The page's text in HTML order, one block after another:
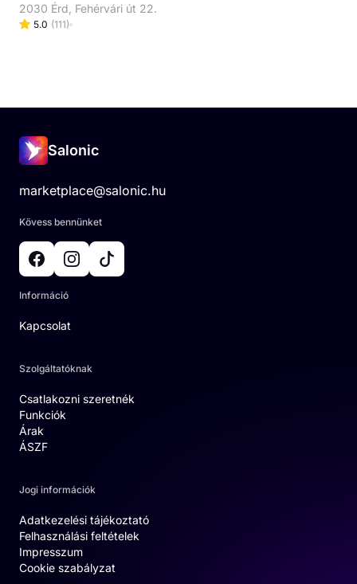
2030 Érd, Fehérvári út 22.
5.0 (111)
Salonic
marketplace@salonic.hu
Kövess bennünket
Információ
Kapcsolat
Szolgáltatóknak
Csatlakozni szeretnék
Funkciók
Árak
ÁSZF
Jogi információk
Adatkezelési tájékoztató
Felhasználási feltételek
Impresszum
Cookie szabályzat